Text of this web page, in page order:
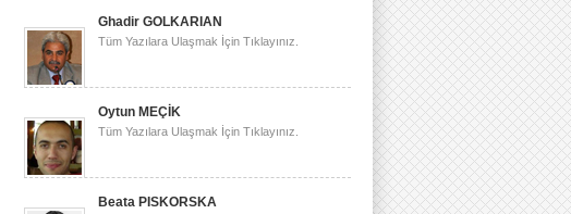
Ghadir GOLKARIAN
Tüm Yazılara Ulaşmak İçin Tıklayınız.
Oytun MEÇİK
Tüm Yazılara Ulaşmak İçin Tıklayınız.
Beata PISKORSKA